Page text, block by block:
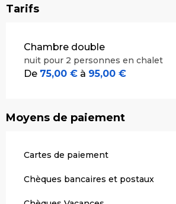
Tarifs
Tarifs 2026
Chambre double
nuit pour 2 personnes en chalet
De 75,00 € à 95,00 €
Moyens de paiement
Cartes de paiement
Chèques bancaires et postaux